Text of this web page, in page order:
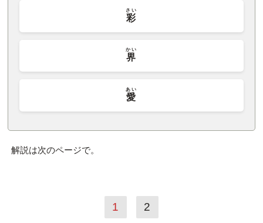
彩
さい
界
かい
愛
あい
解説は次のページで。
1 2